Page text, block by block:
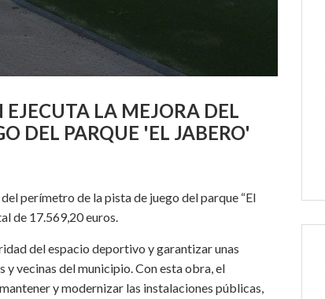
LA MEJORA DEL
DEL PARQUE 'EL JABERO'
perímetro de la pista de juego del parque “El
de 17.569,20 euros.
del espacio deportivo y garantizar unas
vecinas del municipio. Con esta obra, el
y modernizar las instalaciones públicas,